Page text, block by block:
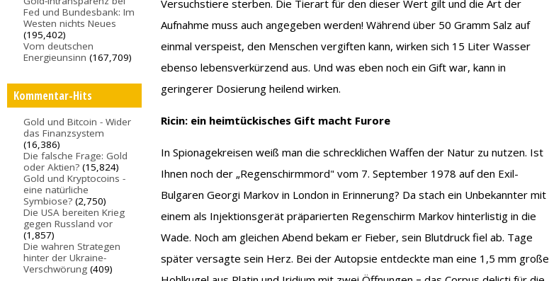
Fed und Bundesbank: Im
Westen nichts Neues
(195,402)
Vom deutschen
Energieunsinn (167,709)
Kommentar-Hits
Gold und Bitcoin - Wider
das Finanzsystem
(16,386)
Die falsche Frage: Gold
oder Aktien? (15,824)
Gold und Kryptocoins -
eine natürliche
Symbiose? (2,750)
Die USA bereiten Krieg
gegen Russland vor
(1,857)
Die wahren Strategen
hinter der Ukraine-
Verschwörung (409)
Versuchstiere sterben. Die Tierart für den dieser Wert gilt und die Art der
Aufnahme muss auch angegeben werden! Während über 50 Gramm Salz auf
einmal verspeist, den Menschen vergiften kann, wirken sich 15 Liter Wasser
ebenso lebensverkürzend aus. Und was eben noch ein Gift war, kann in
geringerer Dosierung heilend wirken.
Ricin: ein heimtückisches Gift macht Furore
In Spionagekreisen weiß man die schrecklichen Waffen der Natur zu nutzen. Ist
Ihnen noch der „Regenschirmmord" vom 7. September 1978 auf den Exil-
Bulgaren Georgi Markov in London in Erinnerung? Da stach ein Unbekannter mit
einem als Injektionsgerät präparierten Regenschirm Markov hinterlistig in die
Wade. Noch am gleichen Abend bekam er Fieber, sein Blutdruck fiel ab. Tage
später versagte sein Herz. Bei der Autopsie entdeckte man eine 1,5 mm große